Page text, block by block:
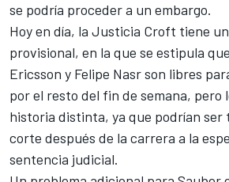
se podría proceder a un embargo.
Hoy en día, la Justicia Croft tiene
provisional, en la que se estipula
Ericsson y Felipe Nasr son libres
por el resto del fin de semana, pero
historia distinta, ya que podrían ser
corte después de la carrera a la
sentencia judicial.